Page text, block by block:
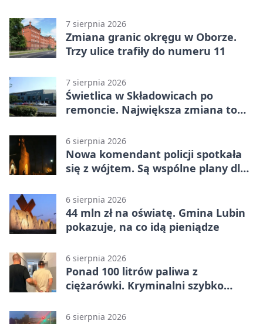
7 sierpnia 2026
Zmiana granic okręgu w Oborze.
Trzy ulice trafiły do numeru 11
7 sierpnia 2026
Świetlica w Składowicach po
remoncie. Największa zmiana to
6 sierpnia 2026
Nowa komendant policji spotkała
się z wójtem. Są wspólne plany dla
6 sierpnia 2026
44 mln zł na oświatę. Gmina Lubin
pokazuje, na co idą pieniądze
6 sierpnia 2026
Ponad 100 litrów paliwa z
ciężarówki. Kryminalni szybko
6 sierpnia 2026